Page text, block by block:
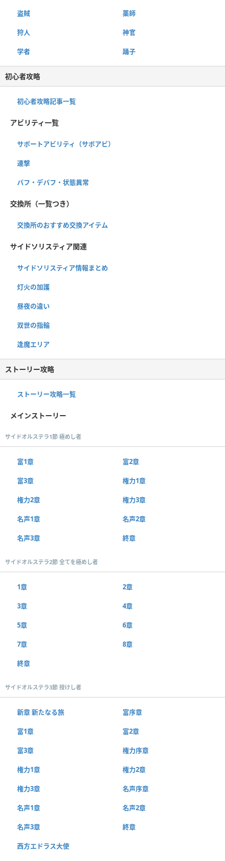
盗賊 薬師
狩人 神官
学者 踊子
初心者攻略
初心者攻略記事一覧
アビリティ一覧
サポートアビリティ（サポアビ）
連撃
バフ・デバフ・状態異常
交換所（一覧つき）
交換所のおすすめ交換アイテム
サイドソリスティア関連
サイドソリスティア情報まとめ
灯火の加護
昼夜の違い
双世の指輪
逢魔エリア
ストーリー攻略
ストーリー攻略一覧
メインストーリー
サイドオルステラ1節 極めし者
富1章 富2章
富3章 権力1章
権力2章 権力3章
名声1章 名声2章
名声3章 終章
サイドオルステラ2節 全てを極めし者
1章 2章
3章 4章
5章 6章
7章 8章
終章
サイドオルステラ3節 授けし者
新章 新たなる旅 富序章
富1章 富2章
富3章 権力序章
権力1章 権力2章
権力3章 名声序章
名声1章 名声2章
名声3章 終章
西方エドラス大使